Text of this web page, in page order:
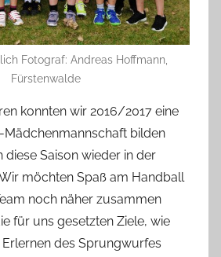
Fotograf: Andreas Hoffmann,
Fürstenwalde
konnten wir 2016/2017 eine
Mädchenmannschaft bilden
Saison wieder in der
möchten Spaß am Handball
noch näher zusammen
für uns gesetzten Ziele, wie
des Sprungwurfes